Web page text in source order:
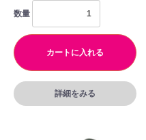
数量
カートに入れる
詳細をみる